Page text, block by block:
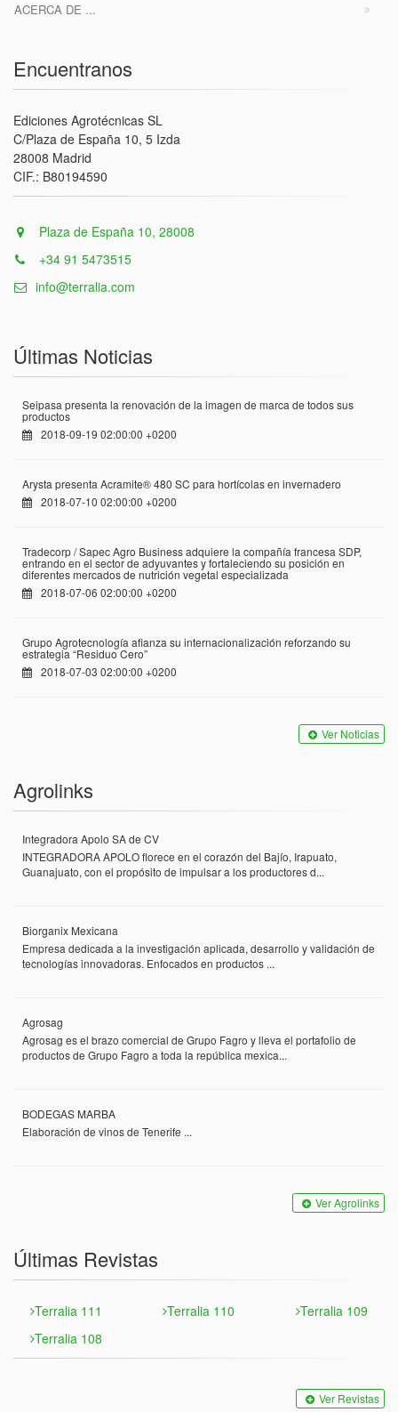
ACERCA DE ...
Encuentranos
Ediciones Agrotécnicas SL
C/Plaza de España 10, 5 Izda
28008 Madrid
CIF.: B80194590
Plaza de España 10, 28008
+34 91 5473515
info@terralia.com
Últimas Noticias
Seipasa presenta la renovación de la imagen de marca de todos sus
productos
2018-09-19 02:00:00 +0200
Arysta presenta Acramite® 480 SC para hortícolas en invernadero
2018-07-10 02:00:00 +0200
Tradecorp / Sapec Agro Business adquiere la compañía francesa SDP,
entrando en el sector de adyuvantes y fortaleciendo su posición en
diferentes mercados de nutrición vegetal especializada
2018-07-06 02:00:00 +0200
Grupo Agrotecnología afianza su internacionalización reforzando su
estrategia “Residuo Cero”
2018-07-03 02:00:00 +0200
Ver Noticias
Agrolinks
Integradora Apolo SA de CV
INTEGRADORA APOLO florece en el corazón del Bajío, Irapuato,
Guanajuato, con el propósito de impulsar a los productores d...
Biorganix Mexicana
Empresa dedicada a la investigación aplicada, desarrollo y validación de
tecnologías innovadoras. Enfocados en productos ...
Agrosag
Agrosag es el brazo comercial de Grupo Fagro y lleva el portafolio de
productos de Grupo Fagro a toda la república mexica...
BODEGAS MARBA
Elaboración de vinos de Tenerife ...
Ver Agrolinks
Últimas Revistas
Terralia 111 Terralia 110
Terralia 109
Terralia 108
Ver Revistas